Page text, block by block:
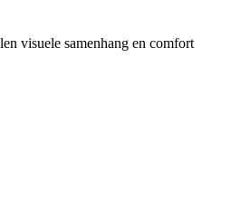
visuele samenhang en comfort